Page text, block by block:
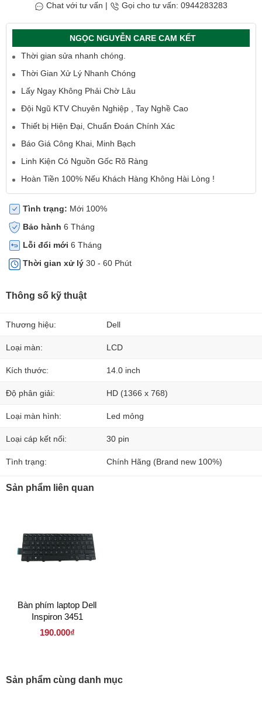
Chat với tư vấn | Gọi cho tư vấn: 0944283283
NGỌC NGUYỄN CARE CAM KẾT
Thời gian sửa nhanh chóng.
Thời Gian Xử Lý Nhanh Chóng
Lấy Ngay Không Phải Chờ Lâu
Đội Ngũ KTV Chuyên Nghiệp , Tay Nghề Cao
Thiết bị Hiện Đại, Chuẩn Đoán Chính Xác
Báo Giá Công Khai, Minh Bạch
Linh Kiện Có Nguồn Gốc Rõ Ràng
Hoàn Tiền 100% Nếu Khách Hàng Không Hài Lòng !
Tình trạng: Mới 100%
Bảo hành 6 Tháng
Lỗi đổi mới 6 Tháng
Thời gian xử lý 30 - 60 Phút
Thông số kỹ thuật
Thương hiệu: Dell
Loại màn: LCD
Kích thước: 14.0 inch
Độ phân giải: HD (1366 x 768)
Loại màn hình: Led mỏng
Loại cáp kết nối: 30 pin
Tình trạng: Chính Hãng (Brand new 100%)
Sản phẩm liên quan
Bàn phím laptop Dell
Inspiron 3451
190.000₫
Sản phẩm cùng danh mục